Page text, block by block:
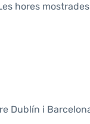
hores
Dublín i